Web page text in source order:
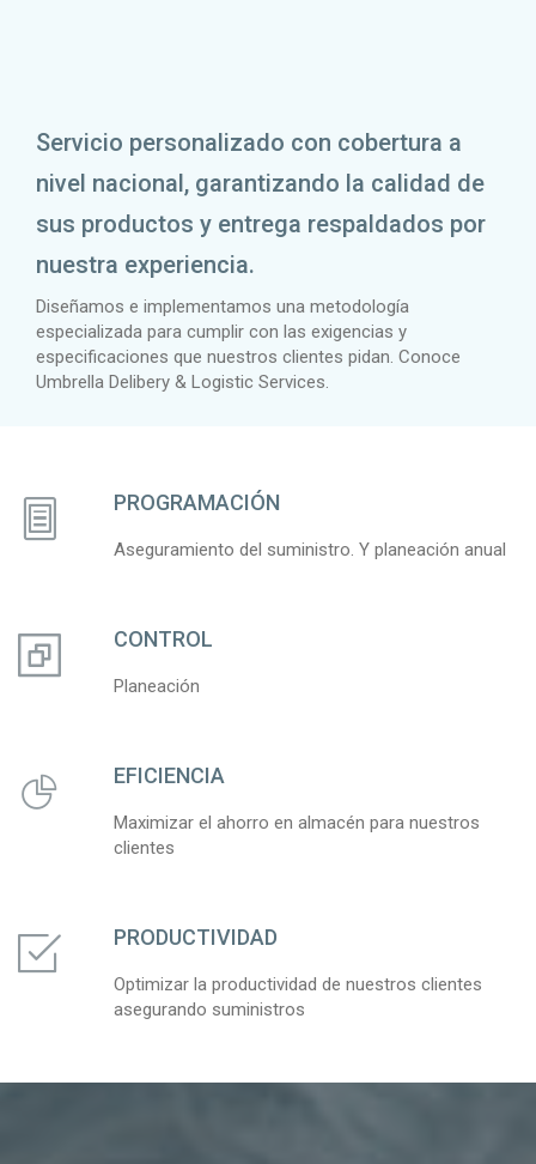
Servicio personalizado con cobertura a
nivel nacional, garantizando la calidad de
sus productos y entrega respaldados por
nuestra experiencia.
Diseñamos e implementamos una metodología
especializada para cumplir con las exigencias y
especificaciones que nuestros clientes pidan. Conoce
Umbrella Delibery & Logistic Services.
PROGRAMACIÓN
Aseguramiento del suministro. Y planeación anual
CONTROL
Planeación
EFICIENCIA
Maximizar el ahorro en almacén para nuestros
clientes
PRODUCTIVIDAD
Optimizar la productividad de nuestros clientes
asegurando suministros